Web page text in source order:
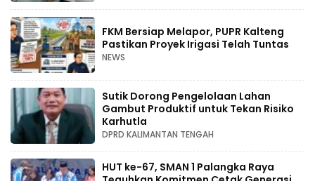
FKM Bersiap Melapor, PUPR Kalteng
Pastikan Proyek Irigasi Telah Tuntas
NEWS
Sutik Dorong Pengelolaan Lahan
Gambut Produktif untuk Tekan Risiko
Karhutla
DPRD KALIMANTAN TENGAH
HUT ke-67, SMAN 1 Palangka Raya